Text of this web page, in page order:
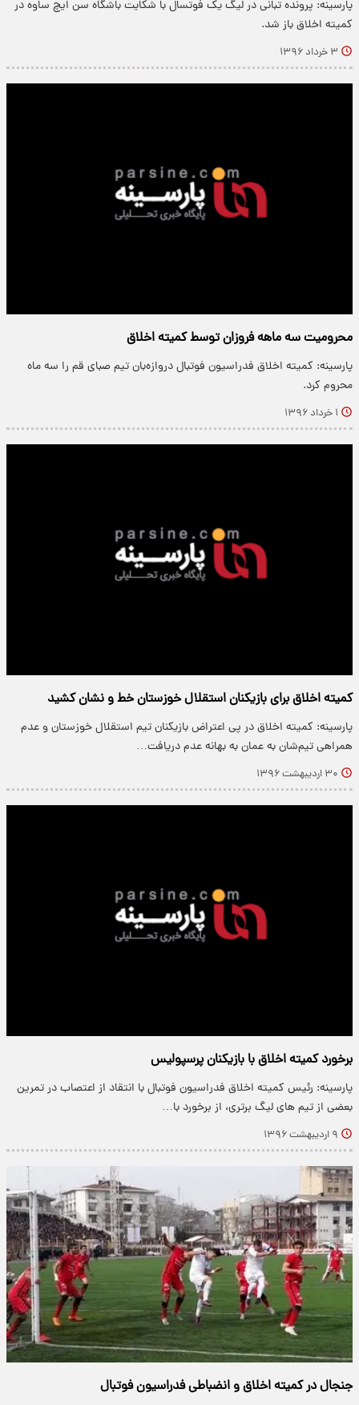
پارسینه: پرونده تبانی در لیگ یک فوتسال با شکایت باشگاه سن ایچ ساوه در
کمیته اخلاق باز شد.
۳ خرداد ۱۳۹۶
محرومیت سه ماهه فروزان توسط کمیته اخلاق
پارسینه: کمیته اخلاق فدراسیون فوتبال دروازه‌بان تیم صبای قم را سه ماه
محروم کرد.
۱ خرداد ۱۳۹۶
کمیته اخلاق برای بازیکنان استقلال خوزستان خط و نشان کشید
پارسینه: کمیته اخلاق در پی اعتراض بازیکنان تیم استقلال خوزستان و عدم
همراهی تیم‌شان به عمان به بهانه عدم دریافت…
۳۰ اردیبهشت ۱۳۹۶
برخورد کمیته اخلاق با بازیکنان پرسپولیس
پارسینه: رئیس کمیته اخلاق فدراسیون فوتبال با انتقاد از اعتصاب در تمرین
بعضی از تیم های لیگ برتری، از برخورد با…
۹ اردیبهشت ۱۳۹۶
جنجال در کمیته اخلاق و انضباطی فدراسیون فوتبال